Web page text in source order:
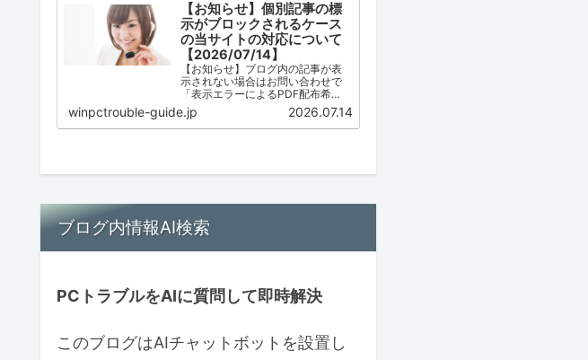
【お知らせ】個別記事の標
示がブロックされるケース
の当サイトの対応について
【2026/07/14】
【お知らせ】ブログ内の記事が表
示されない場合はお問い合わせで
「表示エラーによるPDF配布希
望」とご連絡ください。ただし、
配布は必ずしも可能ではありませ
ん。
winpctrouble-guide.jp 2026.07.14
ブログ内情報AI検索
PCトラブルをAIに質問して即時解決
このブログはAIチャットボットを設置し